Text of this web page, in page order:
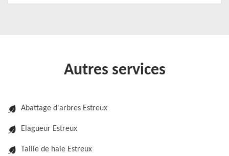
Autres services
Abattage d'arbres Estreux
Elagueur Estreux
Taille de haie Estreux